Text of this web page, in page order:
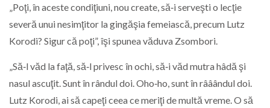
„Poţi, în aceste condiţiuni, nou create, să‑i serveşti o lecţie
severă unui nesimţitor la gingăşia femeiască, precum Lutz
Korodi? Sigur că poţi”, îşi spunea văduva Zsombori.
„Să‑l văd la faţă, să‑l privesc în ochi, să‑i văd mutra hâdă şi
nasul ascuţit. Sunt în rândul doi. Oho‑ho, sunt în rââândul doi.
Lutz Korodi, ai să capeţi ceea ce meriţi de multă vreme. O să